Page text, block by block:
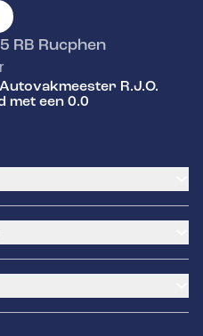
RB Rucphen
R.J.O.
met een 0.0